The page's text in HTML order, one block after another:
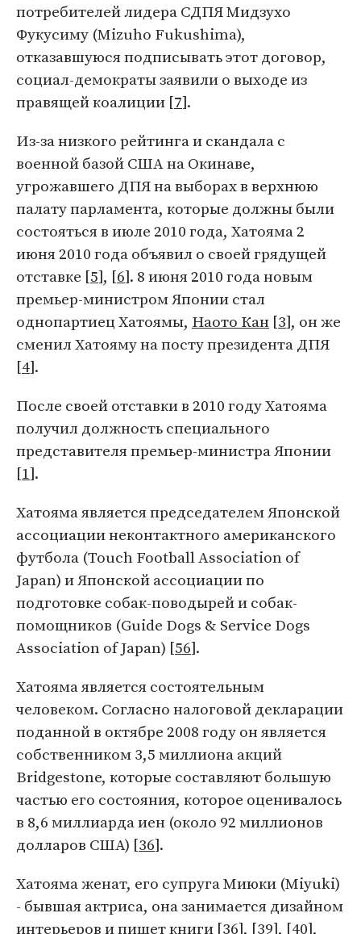
потребителей лидера СДПЯ Мидзухо
Фукусиму (Mizuho Fukushima),
отказавшуюся подписывать этот договор,
социал-демократы заявили о выходе из
правящей коалиции [7].
Из-за низкого рейтинга и скандала с
военной базой США на Окинаве,
угрожавшего ДПЯ на выборах в верхнюю
палату парламента, которые должны были
состояться в июле 2010 года, Хатояма 2
июня 2010 года объявил о своей грядущей
отставке [5], [6]. 8 июня 2010 года новым
премьер-министром Японии стал
однопартиец Хатоямы, Наото Кан [3], он же
сменил Хатояму на посту президента ДПЯ
[4].
После своей отставки в 2010 году Хатояма
получил должность специального
представителя премьер-министра Японии
[1].
Хатояма является председателем Японской
ассоциации неконтактного американского
футбола (Touch Football Association of
Japan) и Японской ассоциации по
подготовке собак-поводырей и собак-
помощников (Guide Dogs & Service Dogs
Association of Japan) [56].
Хатояма является состоятельным
человеком. Согласно налоговой декларации
поданной в октябре 2008 году он является
собственником 3,5 миллиона акций
Bridgestone, которые составляют большую
частью его состояния, которое оценивалось
в 8,6 миллиарда иен (около 92 миллионов
долларов США) [36].
Хатояма женат, его супруга Миюки (Miyuki)
- бывшая актриса, она занимается дизайном
интерьеров и пишет книги [36], [39], [40],